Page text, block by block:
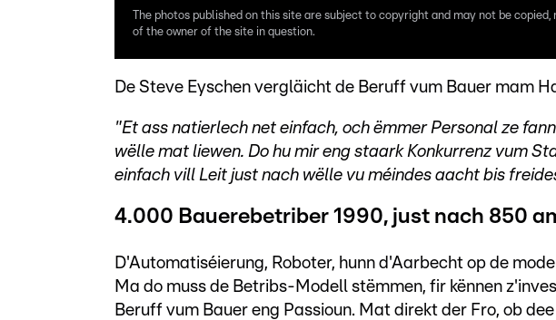
The photos published on this site are subject to copyright and may not be
of the owner of the site in question.
De Steve Eyschen vergläicht de Beruff vum Bauer mam
"Et ass natierlech net einfach, och ëmmer Personal ze
wëlle mat liewen. Do hu mir eng staark Konkurrenz vum
einfach vill Leit just nach wëlle vu méindes aacht bis
4.000 Bauerebetriber 1990, just nach 850
D'Automatiséierung, Roboter, hunn d'Aarbecht op de
Ma do muss de Betribs-Modell stëmmen, fir kënnen
Beruff vum Bauer eng Passioun. Mat direkt der Fro, ob